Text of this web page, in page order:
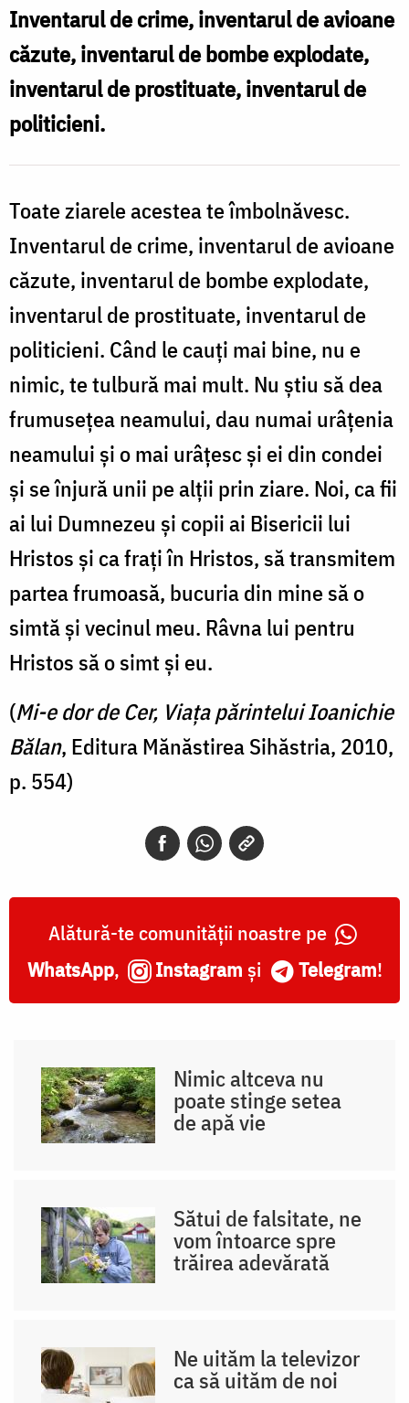
Inventarul de crime, inventarul de avioane
căzute, inventarul de bombe explodate,
inventarul de prostituate, inventarul de
politicieni.
Toate ziarele acestea te îmbolnăvesc.
Inventarul de crime, inventarul de avioane
căzute, inventarul de bombe explodate,
inventarul de prostituate, inventarul de
politicieni. Când le cauţi mai bine, nu e
nimic, te tulbură mai mult. Nu ştiu să dea
frumuseţea neamului, dau numai urâţenia
neamului şi o mai urâţesc şi ei din condei
şi se înjură unii pe alţii prin ziare. Noi, ca fii
ai lui Dumnezeu şi copii ai Bisericii lui
Hristos şi ca fraţi în Hristos, să transmitem
partea frumoasă, bucuria din mine să o
simtă şi vecinul meu. Râvna lui pentru
Hristos să o simt şi eu.
(Mi-e dor de Cer, Viața părintelui Ioanichie
Bălan, Editura Mănăstirea Sihăstria, 2010,
p. 554)
Alătură-te comunității noastre pe
WhatsApp, Instagram și Telegram!
Nimic altceva nu
poate stinge setea
de apă vie
Sătui de falsitate, ne
vom întoarce spre
trăirea adevărată
Ne uităm la televizor
ca să uităm de noi